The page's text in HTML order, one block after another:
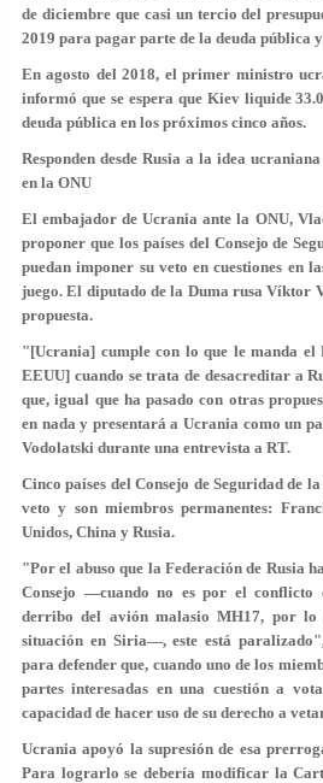
de diciembre que casi un tercio del
2019 para pagar parte de la deuda pública
En agosto del 2018, el primer ministro
informó que se espera que Kiev liquide
deuda pública en los próximos cinco años.
Responden desde Rusia a la idea
en la ONU
El embajador de Ucrania ante la ONU,
proponer que los países del Consejo de
puedan imponer su veto en cuestiones en
juego. El diputado de la Duma rusa Víktor
propuesta.
"[Ucrania] cumple con lo que le manda el
EEUU] cuando se trata de desacreditar a
que, igual que ha pasado con otras
en nada y presentará a Ucrania como un
Vodolatski durante una entrevista a RT.
Cinco países del Consejo de Seguridad de
veto y son miembros permanentes:
Unidos, China y Rusia.
"Por el abuso que la Federación de Rusia
Consejo —cuando no es por el
derribo del avión malasio MH17, por
situación en Siria—, este está
para defender que, cuando uno de los
partes interesadas en una cuestión a
capacidad de hacer uso de su derecho a
Ucrania apoyó la supresión de esa
Para lograrlo se debería modificar la